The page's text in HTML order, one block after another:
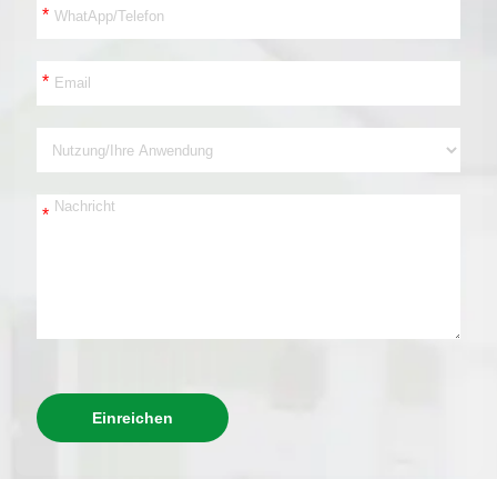
*
*
*
Einreichen